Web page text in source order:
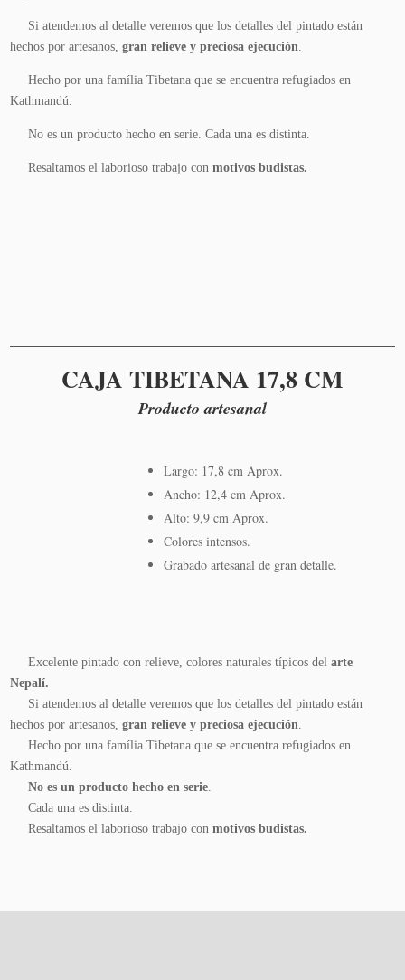
Si atendemos al detalle veremos que los detalles del pintado están
hechos por artesanos, gran relieve y preciosa ejecución
Hecho por una família Tibetana que se encuentra refugiados en
Kathmandú.
No es un producto hecho en serie . Cada una es distinta.
Resaltamos el laborioso trabajo conmotivos budistas.
CAJA TIBETANA 17,8 CM
Producto artesanal
Largo: 17,8 cm Aprox.
Ancho: 12,4 cm Aprox.
Alto: 9,9 cm Aprox.
Colores intensos.
Grabado artesanal de gran detalle.
Excelente pintado con relieve, colores naturales típicos delarte
Nepalí.
Si atendemos al detalle veremos que los detalles del pintado están
hechos por artesanos, gran relieve y preciosa ejecución
Hecho por una família Tibetana que se encuentra refugiados en
Kathmandú.
No es un producto hecho en serie
Cada una es distinta.
Resaltamos el laborioso trabajo conmotivos budistas.